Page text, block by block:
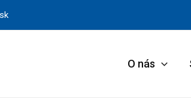
O nás